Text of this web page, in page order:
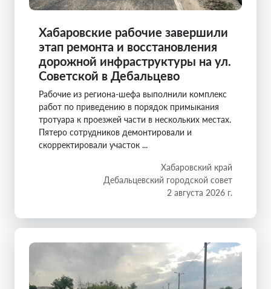
Хабаровские рабочие завершили
этап ремонта и восстановления
дорожной инфраструктуры на ул.
Советской в Дебальцево
Рабочие из региона-шефа выполнили комплекс
работ по приведению в порядок примыкания
тротуара к проезжей части в нескольких местах.
Пятеро сотрудников демонтировали и
скорректировали участок ...
Хабаровский край
Дебальцевский городской совет
2 августа 2026 г.